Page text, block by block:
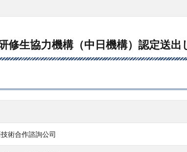
修生協力機構（中日機構）認定送出
術合作諮詢公司